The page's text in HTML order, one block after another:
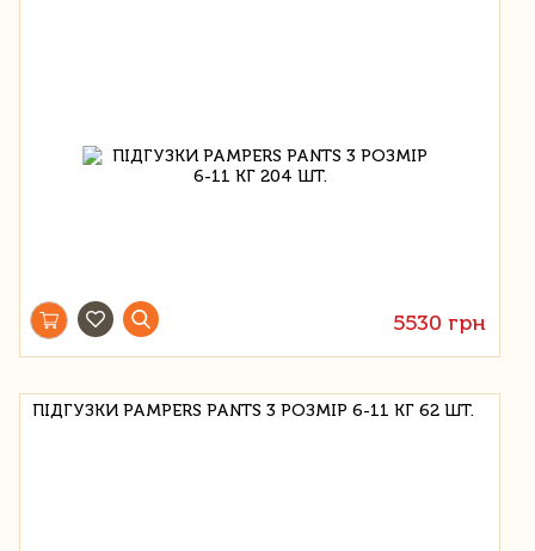
5530 грн
ПІДГУЗКИ PAMPERS PANTS 3 РОЗМІР 6-11 КГ 62 ШТ.